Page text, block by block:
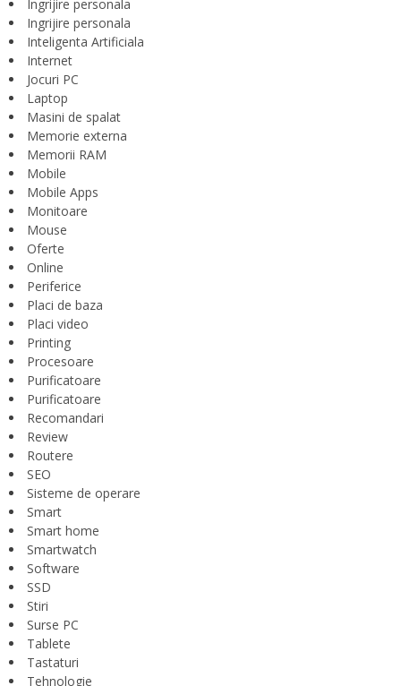
Ingrijire personala
Ingrijire personala
Inteligenta Artificiala
Internet
Jocuri PC
Laptop
Masini de spalat
Memorie externa
Memorii RAM
Mobile
Mobile Apps
Monitoare
Mouse
Oferte
Online
Periferice
Placi de baza
Placi video
Printing
Procesoare
Purificatoare
Purificatoare
Recomandari
Review
Routere
SEO
Sisteme de operare
Smart
Smart home
Smartwatch
Software
SSD
Stiri
Surse PC
Tablete
Tastaturi
Tehnologie